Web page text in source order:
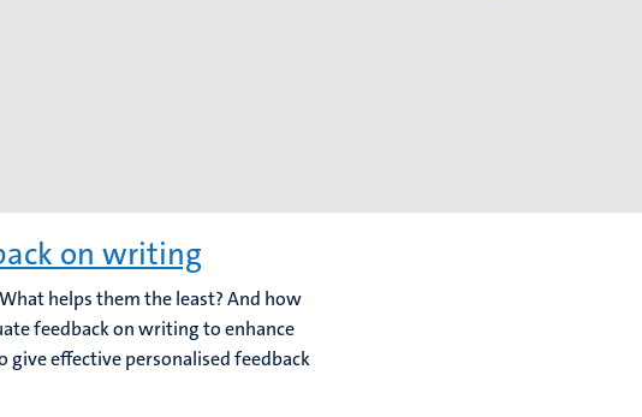
on writing
helps them the least? And how
feedback on writing to enhance
effective personalised feedback